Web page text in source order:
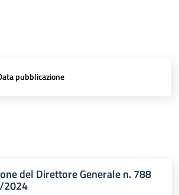
pubblicazione
del Direttore Generale n. 788